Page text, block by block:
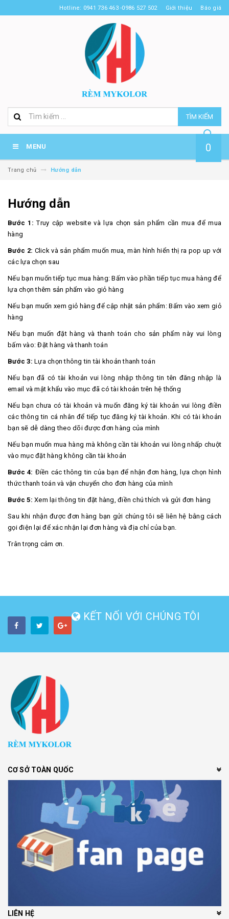
Hotline: 0941 736 463 -0986 527 502 Giới thiệu Báo giá
TÌM KIẾM
MENU 0
Trang chủ Hướng dẫn
Hướng dẫn
Bước 1: Truy cập website và lựa chọn sản phẩm cần mua để mua
hàng
Bước 2: Click và sản phẩm muốn mua, màn hình hiển thị ra pop up với
các lựa chọn sau
Nếu bạn muốn tiếp tục mua hàng: Bấm vào phần tiếp tục mua hàng để
lựa chọn thêm sản phẩm vào giỏ hàng
Nếu bạn muốn xem giỏ hàng để cập nhật sản phẩm: Bấm vào xem giỏ
hàng
Nếu bạn muốn đặt hàng và thanh toán cho sản phẩm này vui lòng
bấm vào: Đặt hàng và thanh toán
Bước 3: Lựa chọn thông tin tài khoản thanh toán
Nếu bạn đã có tài khoản vui lòng nhập thông tin tên đăng nhập là
email và mật khẩu vào mục đã có tài khoản trên hệ thống
Nếu bạn chưa có tài khoản và muốn đăng ký tài khoản vui lòng điền
các thông tin cá nhân để tiếp tục đăng ký tài khoản. Khi có tài khoản
bạn sẽ dễ dàng theo dõi được đơn hàng của mình
Nếu bạn muốn mua hàng mà không cần tài khoản vui lòng nhấp chuột
vào mục đặt hàng không cần tài khoản
Bước 4: Điền các thông tin của bạn để nhận đơn hàng, lựa chọn hình
thức thanh toán và vận chuyển cho đơn hàng của mình
Bước 5: Xem lại thông tin đặt hàng, điền chú thích và gửi đơn hàng
Sau khi nhận được đơn hàng bạn gửi chúng tôi sẽ liên hệ bằng cách
gọi điện lại để xác nhận lại đơn hàng và địa chỉ của bạn.
Trân trọng cảm ơn.
KẾT NỐI VỚI CHÚNG TÔI
CƠ SỞ TOÀN QUỐC
LIÊN HỆ